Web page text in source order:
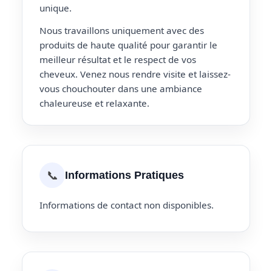
unique.
Nous travaillons uniquement avec des
produits de haute qualité pour garantir le
meilleur résultat et le respect de vos
cheveux. Venez nous rendre visite et laissez-
vous chouchouter dans une ambiance
chaleureuse et relaxante.
📞 Informations Pratiques
Informations de contact non disponibles.